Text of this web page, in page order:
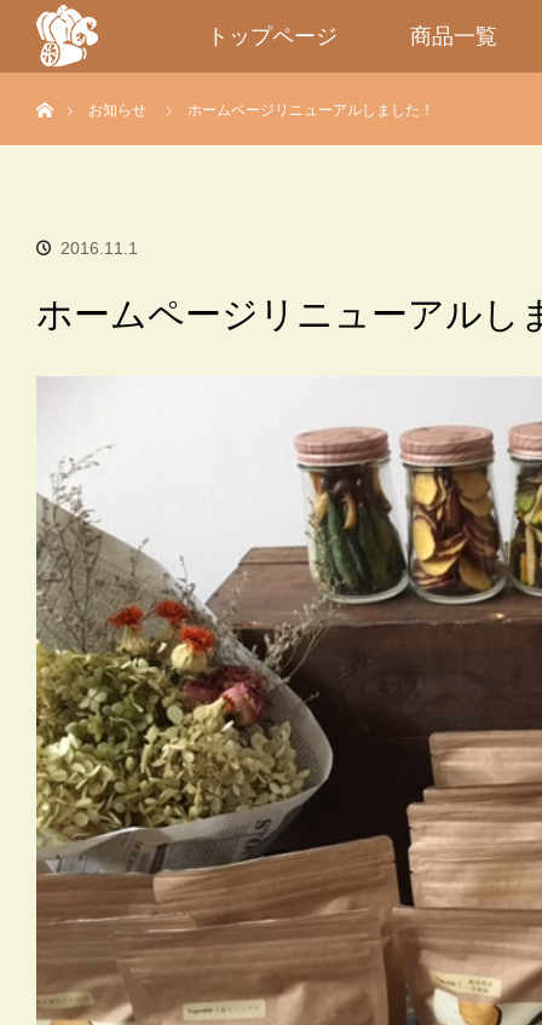
トップページ 商品一覧
お知らせ
ホームページリニューアルしました！
2016.11.1
ホームページリニューアルし